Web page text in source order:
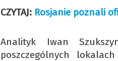
CZYTAJ: Rosjanie poznali
Analityk Iwan
poszczególnych